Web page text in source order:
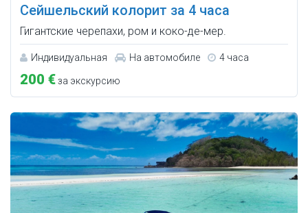
Сейшельский колорит за 4 часа
Гигантские черепахи, ром и коко-де-мер.
Индивидуальная На автомобиле 4 часа
200 €за экскурсию